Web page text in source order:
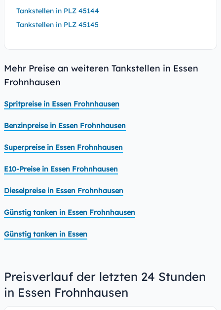
Tankstellen in PLZ 45144
Tankstellen in PLZ 45145
Mehr Preise an weiteren Tankstellen in Essen
Frohnhausen
Spritpreise in Essen Frohnhausen
Benzinpreise in Essen Frohnhausen
Superpreise in Essen Frohnhausen
E10-Preise in Essen Frohnhausen
Dieselpreise in Essen Frohnhausen
Günstig tanken in Essen Frohnhausen
Günstig tanken in Essen
Preisverlauf der letzten 24 Stunden
in Essen Frohnhausen